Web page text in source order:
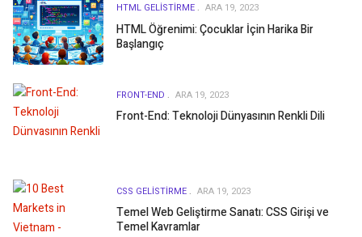
HTML GELISTIRME ARA 19, 2023
HTML Öğrenimi: Çocuklar İçin Harika Bir
Başlangıç
FRONT-END ARA 19, 2023
Front-End: Teknoloji Dünyasının Renkli Dili
CSS GELISTIRME ARA 19, 2023
Temel Web Geliştirme Sanatı: CSS Girişi ve
Temel Kavramlar